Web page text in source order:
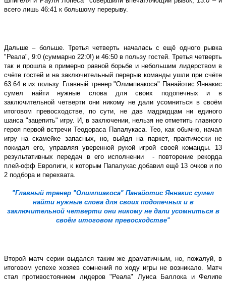
всего лишь 46:41 к большому перерыву.
Дальше – больше. Третья четверть началась с ещё одного рывка
ʺРеалаʺ, 9:0 (суммарно 22:0!) и 46:50 в пользу гостей. Третья четверть
так и прошла в примерно равной борьбе и небольшим лидерством в
счёте гостей и на заключительный перерыв команды ушли при счёте
63:64 в их пользу. Главный тренер ʺОлимпиакосаʺ Панайотис Яннакис
сумел найти нужные слова для своих подопечных и в
заключительной четверти они никому не дали усомниться в своём
итоговом превосходстве, по сути, не дав мадридцам ни единого
шанса ʺзацепитьʺ игру. И, в заключении, нельзя не отметить главного
героя первой встречи Теодораса Папалукаса. Тео, как обычно, начал
игру на скамейке запасных, но, выйдя на паркет, практически не
покидал его, управляя уверенной рукой игрой своей команды. 13
результативных передач в его исполнении
- повторение рекорда
плей-офф Евролиги, к которым Папалукас добавил ещё 13 очков и по
2 подбора и перехвата.
ʺГлавный тренер ʺОлимпиакосаʺ Панайотис Яннакис сумел
найти нужные слова для своих подопечных и в
заключительной четверти они никому не дали усомниться в
своём итоговом превосходствеʺ
Второй матч серии выдался таким же драматичным, но, пожалуй, в
итоговом успехе хозяев сомнений по ходу игры не возникало. Матч
стал противостоянием лидеров ʺРеалаʺ Луиса Баллока и Фелипе